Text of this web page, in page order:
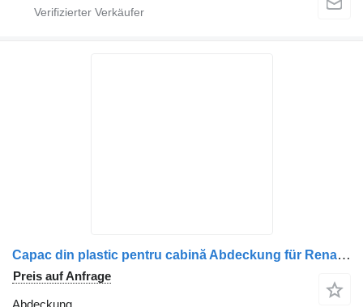
Capac din plastic pentru cabină Abdeckung für Renault 7482578171 – Negru, Lungime 30 cm LKW
Preis auf Anfrage
Abdeckung